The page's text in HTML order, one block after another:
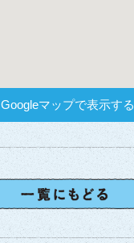
Googleマップで表示する